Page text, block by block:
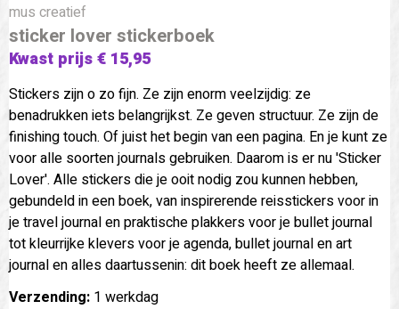
mus creatief
sticker lover stickerboek
Kwast prijs € 15,95
Stickers zijn o zo fijn. Ze zijn enorm veelzijdig: ze
benadrukken iets belangrijkst. Ze geven structuur. Ze zijn de
finishing touch. Of juist het begin van een pagina. En je kunt ze
voor alle soorten journals gebruiken. Daarom is er nu 'Sticker
Lover'. Alle stickers die je ooit nodig zou kunnen hebben,
gebundeld in een boek, van inspirerende reisstickers voor in
je travel journal en praktische plakkers voor je bullet journal
tot kleurrijke klevers voor je agenda, bullet journal en art
journal en alles daartussenin: dit boek heeft ze allemaal.
Verzending: 1 werkdag